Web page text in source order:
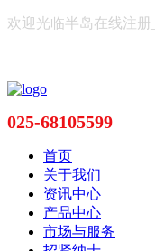
欢迎光临半岛在线注册
025-68105599
首页
关于我们
资讯中心
产品中心
市场与服务